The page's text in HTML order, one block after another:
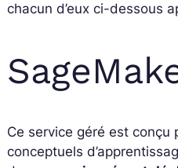
chacun d’eux ci-dessous
Ce service géré est conçu
conceptuels